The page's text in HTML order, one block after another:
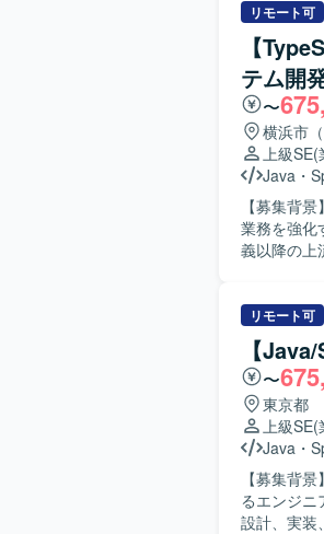
も行っていただきます。 【求める人物
ーション
対応し、品
魅力】 大
わることが
ンなJava/
としてビジネス
中心とし
環境が組
リモート可
【
テム開
〜
横浜市
上級SE(
Java ・
【募集背
業務を強化するための増
義以降の上
された設計書や
体的に参
ューがで
こだわって責
力】 大手
ター化な
ドからバッ
見を深めることができる環
リモート可
【
〜
東京都
上級SE(
Java ・
【募集背
るエンジニアを募集しており
設計、実装